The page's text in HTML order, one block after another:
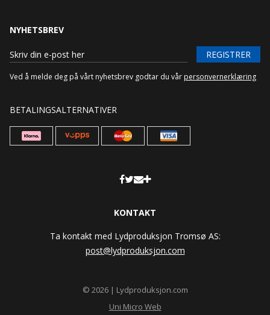
NYHETSBREV
REGISTRER
Ved å melde deg på vårt nyhetsbrev godtar du vår personvernerklæring
BETALINGSALTERNATIVER
KONTAKT
Ta kontakt med Lydproduksjon Tromsø AS:
post@lydproduksjon.com
© 2026 | Lydproduksjon.com
Uni Micro Web